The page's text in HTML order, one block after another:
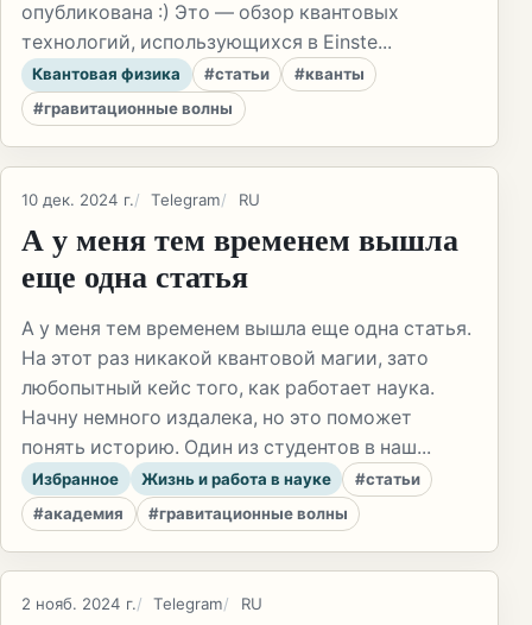
опубликована :) Это — обзор квантовых
технологий, использующихся в Einste...
Квантовая физика #статьи
#кванты
#гравитационные волны
10 дек. 2024 г. Telegram RU
А у меня тем временем вышла
еще одна статья
А у меня тем временем вышла еще одна статья.
На этот раз никакой квантовой магии, зато
любопытный кейс того, как работает наука.
Начну немного издалека, но это поможет
понять историю. Один из студентов в наш...
Избранное Жизнь и работа в науке
#статьи
#академия
#гравитационные волны
2 нояб. 2024 г. Telegram RU